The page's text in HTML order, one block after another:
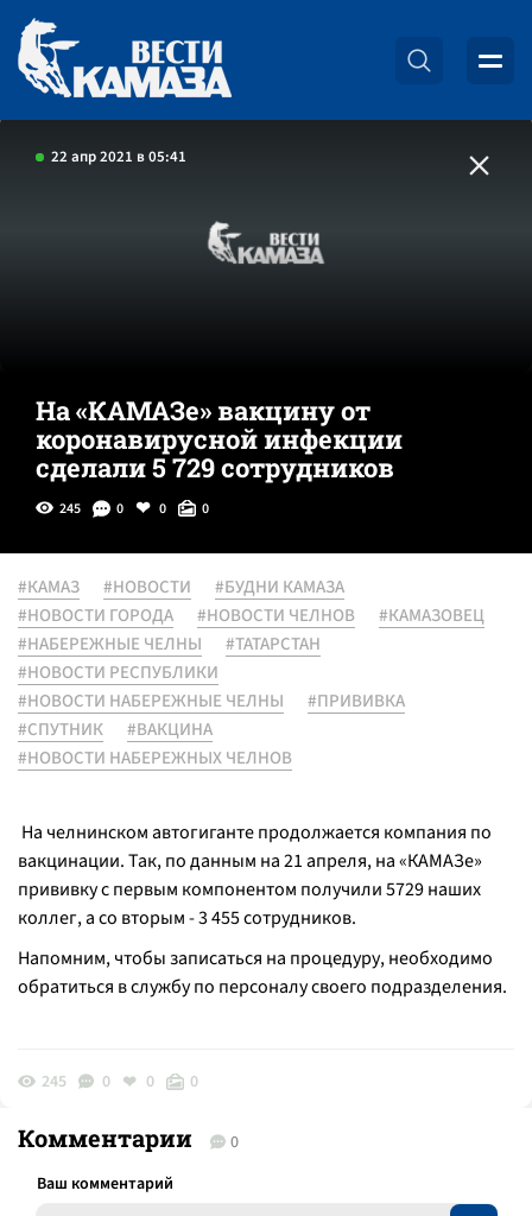
22 апр 2021 в 05:41
На «КАМАЗе» вакцину от
коронавирусной инфекции
сделали 5 729 сотрудников
245 0 0 0
#КАМАЗ #НОВОСТИ
#БУДНИ КАМАЗА
#НОВОСТИ ГОРОДА
#НОВОСТИ ЧЕЛНОВ
#КАМАЗОВЕЦ
#НАБЕРЕЖНЫЕ ЧЕЛНЫ
#ТАТАРСТАН
#НОВОСТИ РЕСПУБЛИКИ
#НОВОСТИ НАБЕРЕЖНЫЕ ЧЕЛНЫ
#ПРИВИВКА
#СПУТНИК
#ВАКЦИНА
#НОВОСТИ НАБЕРЕЖНЫХ ЧЕЛНОВ
На челнинском автогиганте продолжается компания по
вакцинации. Так, по данным на 21 апреля, на «КАМАЗе»
прививку с первым компонентом получили 5729 наших
коллег, а со вторым - 3 455 сотрудников.
Напомним, чтобы записаться на процедуру, необходимо
обратиться в службу по персоналу своего подразделения.
245 0 0 0
Комментарии 0